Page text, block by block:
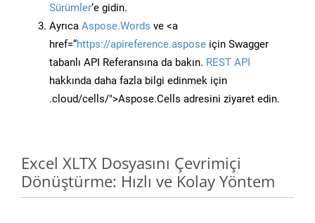
Sürümler‘e gidin.
Ayrıca Aspose.Words ve <a
href=“https://apireference.aspose için Swagger
tabanlı API Referansına da bakın. REST API
hakkında daha fazla bilgi edinmek için
.cloud/cells/">Aspose.Cells adresini ziyaret edin.
Excel XLTX Dosyasını Çevrimiçi
Dönüştürme: Hızlı ve Kolay Yöntem